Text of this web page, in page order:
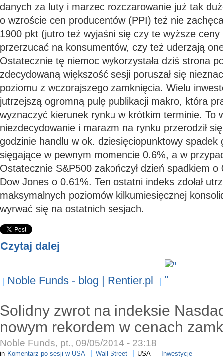
danych za luty i marzec rozczarowanie już tak
o wzroście cen producentów (PPI) też nie
1900 pkt (jutro też wyjaśni się czy te wyższe
przerzucać na konsumentów, czy też uderzają
Ostatecznie tę niemoc wykorzystała dziś strona
zdecydowaną większość sesji poruszał się
poziomu z wczorajszego zamknięcia. Wielu
jutrzejszą ogromną pulę publikacji makro, która
wyznaczyć kierunek rynku w krótkim terminie. To
niezdecydowanie i marazm na rynku przerodził
godzinie handlu w ok. dziesięciopunktowy spadek
sięgające w pewnym momencie 0.6%, a w
Ostatecznie S&P500 zakończył dzień spadkiem
Dow Jones o 0.61%. Ten ostatni indeks zdołał
maksymalnych poziomów kilkumiesięcznej
wyrwać się na ostatnich sesjach.
Czytaj dalej
Noble Funds - blog | Rentier.pl
Solidny zwrot na indeksie
nowym rekordem w cenach
Noble Funds, pt., 09/05/2014 - 23:18
in Komentarz po sesji w USA Wall Street USA Inwestycje